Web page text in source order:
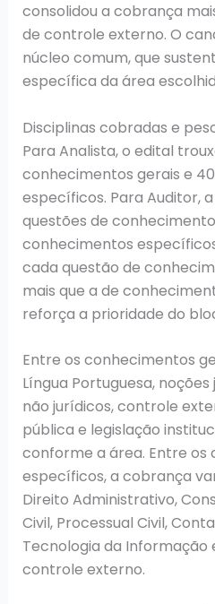
consolidou a cobrança
de controle externo. O
núcleo comum, que
específica da área
Disciplinas cobradas e
Para Analista, o edital
conhecimentos gerais e
específicos. Para Auditor,
questões de
conhecimentos
cada questão de
mais que a de
reforça a prioridade do
Entre os conhecimentos
Língua Portuguesa,
não jurídicos, controle
pública e legislação
conforme a área. Entre os
específicos, a cobrança
Direito Administrativo,
Civil, Processual Civil,
Tecnologia da Informação
controle externo.